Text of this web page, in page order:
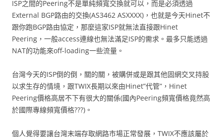
ISP之間的Peering不是單純頻寬交換就可以，而是必須透過
External BGP路由的交換(AS3462 ASXXXX)，也就是今天Hinet不
跟你跑BGP路由協定，那麼這家ISP就無法直接跟Hinet
Peering，一般access連線也無法滿足ISP的需求。最多只能透過
NAT的功能來off-loading一些流量。
台灣今天的ISP倒的倒，關的關，被購併或是跟其他固網交叉持股
以求生存的情境，跟TWIX長期以來由Hinet”代管”，Hinet
Peering價格高居不下有很大的關係(國內Peering頻寬價格竟然高
於國際專線頻寬價格???)。
個人覺得要讓台灣末端存取網路市場正常發展，TWIX不應該屬於